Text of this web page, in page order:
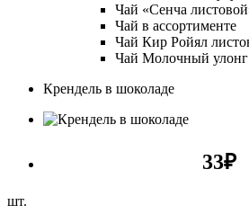
Чай «Сенча
Чай в ассортименте
Чай Кир Ройял
Чай Молочный улонг
Крендель в шоколаде
33₽
шт.